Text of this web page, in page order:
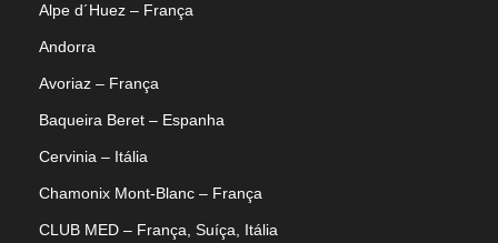
Alpe d´Huez – França
Andorra
Avoriaz – França
Baqueira Beret – Espanha
Cervinia – Itália
Chamonix Mont-Blanc – França
CLUB MED – França, Suíça, Itália